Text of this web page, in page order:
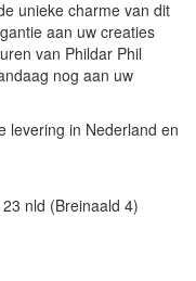
unieke charme van dit
aan uw creaties
van Phildar Phil
nog aan uw
levering in Nederland en
nld (Breinaald 4)